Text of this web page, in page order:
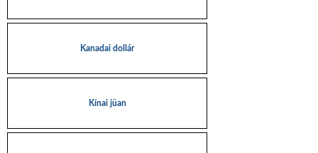
Kanadai dollár
Kínai jüan